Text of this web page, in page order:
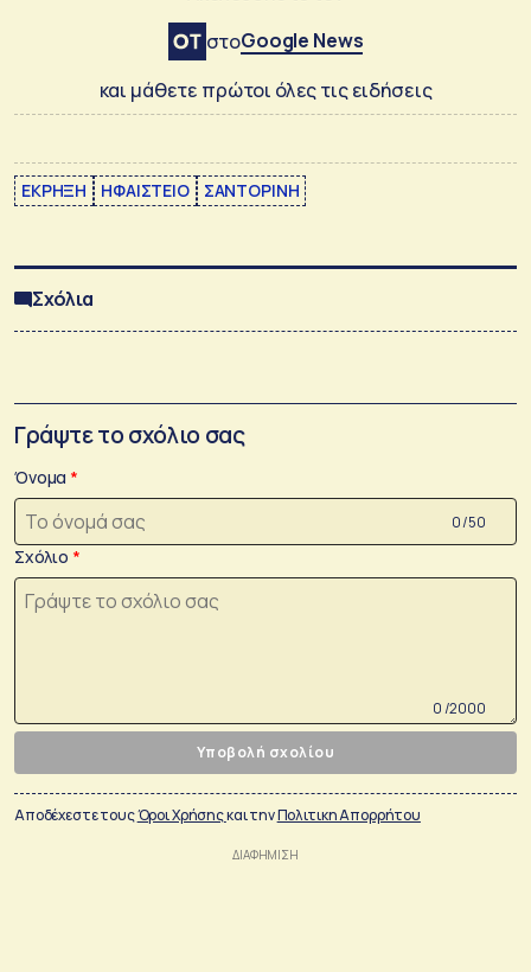
στοGoogle News
και μάθετε πρώτοι όλες τις ειδήσεις
ΕΚΡΗΞΗ ΗΦΑΙΣΤΕΙΟ ΣΑΝΤΟΡΙΝΗ
Σχόλια
Γράψτε το σχόλιο σας
Όνομα
0 /50
Σχόλιο
0 /2000
Υποβολή σχολίου
Αποδέχεστε τουςΌροι Χρήσηςκαι τηνΠολιτικη Απορρήτου